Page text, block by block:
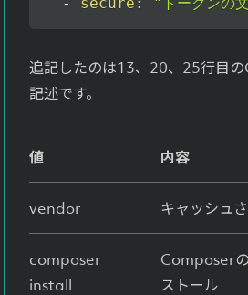
追記したのは13、20、25行目
記述です。
値 内容
vendor キャッシュ
composer
install
Composer
ストール